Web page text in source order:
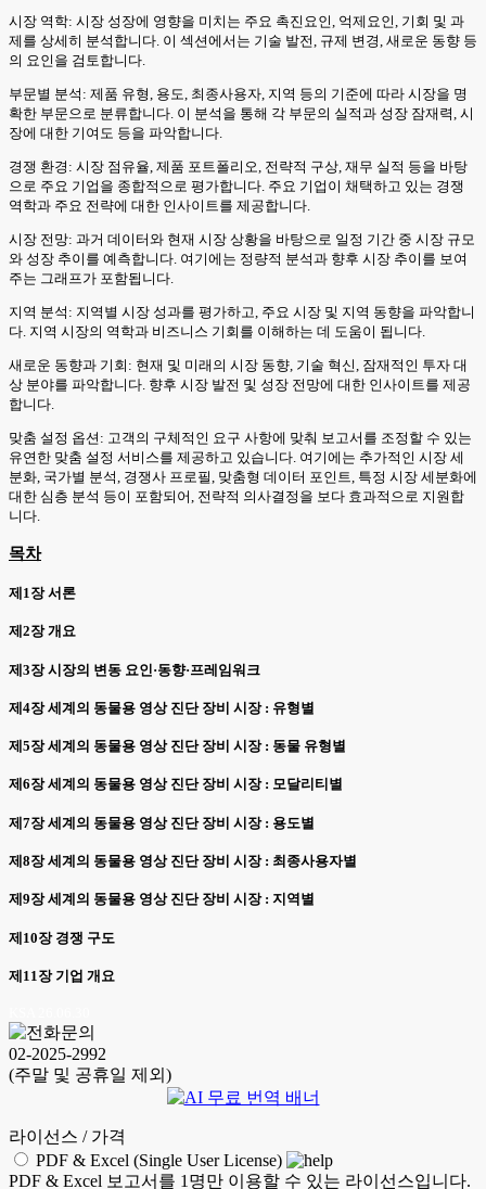
시장 역학: 시장 성장에 영향을 미치는 주요 촉진요인, 억제요인, 기회 및 과
제를 상세히 분석합니다. 이 섹션에서는 기술 발전, 규제 변경, 새로운 동향 등
의 요인을 검토합니다.
부문별 분석: 제품 유형, 용도, 최종사용자, 지역 등의 기준에 따라 시장을 명
확한 부문으로 분류합니다. 이 분석을 통해 각 부문의 실적과 성장 잠재력, 시
장에 대한 기여도 등을 파악합니다.
경쟁 환경: 시장 점유율, 제품 포트폴리오, 전략적 구상, 재무 실적 등을 바탕
으로 주요 기업을 종합적으로 평가합니다. 주요 기업이 채택하고 있는 경쟁
역학과 주요 전략에 대한 인사이트를 제공합니다.
시장 전망: 과거 데이터와 현재 시장 상황을 바탕으로 일정 기간 중 시장 규모
와 성장 추이를 예측합니다. 여기에는 정량적 분석과 향후 시장 추이를 보여
주는 그래프가 포함됩니다.
지역 분석: 지역별 시장 성과를 평가하고, 주요 시장 및 지역 동향을 파악합니
다. 지역 시장의 역학과 비즈니스 기회를 이해하는 데 도움이 됩니다.
새로운 동향과 기회: 현재 및 미래의 시장 동향, 기술 혁신, 잠재적인 투자 대
상 분야를 파악합니다. 향후 시장 발전 및 성장 전망에 대한 인사이트를 제공
합니다.
맞춤 설정 옵션: 고객의 구체적인 요구 사항에 맞춰 보고서를 조정할 수 있는
유연한 맞춤 설정 서비스를 제공하고 있습니다. 여기에는 추가적인 시장 세
분화, 국가별 분석, 경쟁사 프로필, 맞춤형 데이터 포인트, 특정 시장 세분화에
대한 심층 분석 등이 포함되어, 전략적 의사결정을 보다 효과적으로 지원합
니다.
목차
제1장 서론
제2장 개요
제3장 시장의 변동 요인·동향·프레임워크
제4장 세계의 동물용 영상 진단 장비 시장 : 유형별
제5장 세계의 동물용 영상 진단 장비 시장 : 동물 유형별
제6장 세계의 동물용 영상 진단 장비 시장 : 모달리티별
제7장 세계의 동물용 영상 진단 장비 시장 : 용도별
제8장 세계의 동물용 영상 진단 장비 시장 : 최종사용자별
제9장 세계의 동물용 영상 진단 장비 시장 : 지역별
제10장 경쟁 구도
제11장 기업 개요
02-2025-2992
(주말 및 공휴일 제외)
라이선스 / 가격
PDF & Excel (Single User License)
PDF & Excel 보고서를 1명만 이용할 수 있는 라이선스입니다.